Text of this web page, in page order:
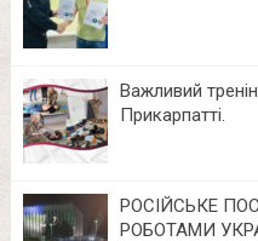
Важливий
Прикарпатті.
РОСІЙСЬКЕ
РОБОТАМИ